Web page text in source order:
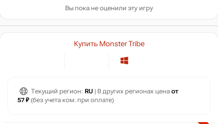
Вы пока не оценили эту игру
Купить Monster Tribe
Текущий регион: RU | В других регионах цена от
57 ₽ (без учета ком. при оплате)